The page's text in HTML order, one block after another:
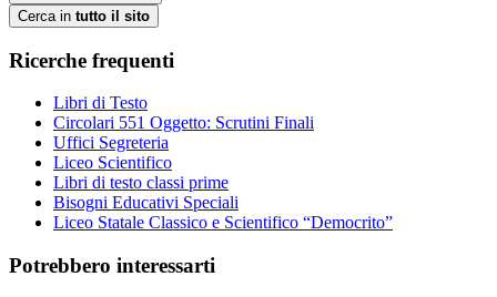
Cerca in tutto il sito
Ricerche frequenti
Libri di Testo
Circolari 551 Oggetto: Scrutini Finali
Uffici Segreteria
Liceo Scientifico
Libri di testo classi prime
Bisogni Educativi Speciali
Liceo Statale Classico e Scientifico “Democrito”
Potrebbero interessarti